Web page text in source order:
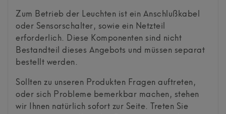
Zum Betrieb der Leuchten ist ein Anschlußkabel
oder Sensorschalter, sowie ein Netzteil
erforderlich. Diese Komponenten sind nicht
Bestandteil dieses Angebots und müssen separat
bestellt werden.
Sollten zu unseren Produkten Fragen auftreten,
oder sich Probleme bemerkbar machen, stehen
wir Ihnen natürlich sofort zur Seite. Treten Sie